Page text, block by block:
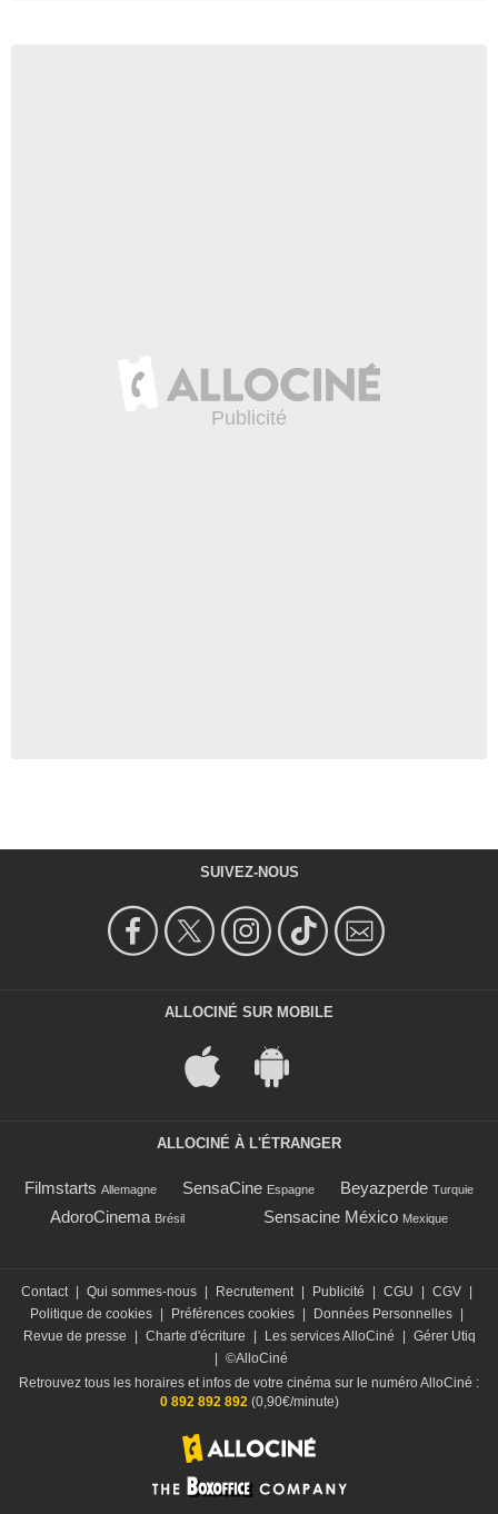
SUIVEZ-NOUS
ALLOCINÉ SUR MOBILE
ALLOCINÉ À L'ÉTRANGER
Filmstarts Allemagne SensaCine Espagne Beyazperde Turquie
AdoroCinema Brésil Sensacine México Mexique
Contact Qui sommes-nous Recrutement Publicité CGU CGV
Politique de cookies
Préférences cookies Données Personnelles
Revue de presse
Charte d'écriture Les services AlloCiné
Gérer Utiq
©AlloCiné
Retrouvez tous les horaires et infos de votre cinéma sur le numéro AlloCiné :
0 892 892 892(0,90€/minute)